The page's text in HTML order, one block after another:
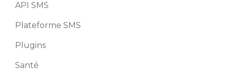
API SMS
Plateforme SMS
Plugins
Santé